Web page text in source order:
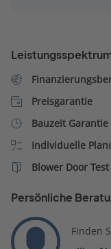
Preisgarantie
Bauzeit Garantie
Individuelle
Blower Door Test
Persönliche
Finden